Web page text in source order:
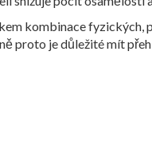
kombinace
proto je důležité mít